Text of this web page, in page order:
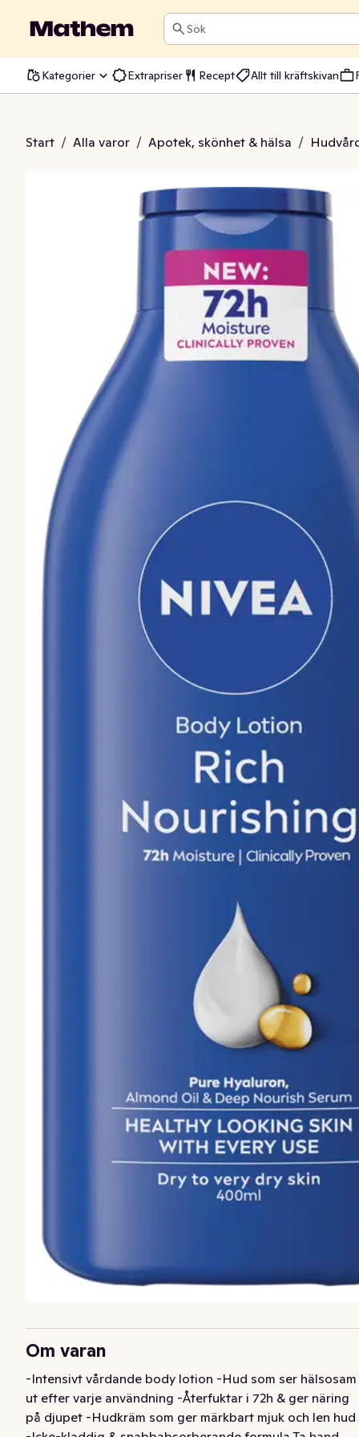
Sök
Kategorier Extrapriser Recept Allt till kräftskivan
Start / Alla varor / Apotek, skönhet & hälsa /
Rich Nourishing
Om varan
-Intensivt vårdande body lotion -Hud som ser hälsosam
ut efter varje användning -Återfuktar i 72h & ger näring
på djupet -Hudkräm som ger märkbart mjuk och len hud